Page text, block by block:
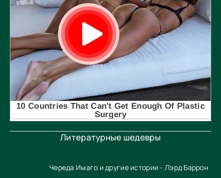
Литературные шедевры
Череда Имаго и другие истории - Лэрд Баррон